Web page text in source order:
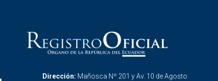
Dirección: Mañosca Nº 201 y Av. 10 de Agosto